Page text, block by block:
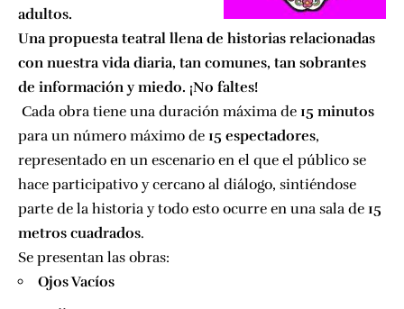
adultos.
Una propuesta teatral llena de historias relacionadas
con nuestra vida diaria, tan comunes, tan sobrantes
de información y miedo. ¡No faltes!
Cada obra tiene una duración máxima de 15 minutos
para un número máximo de 15 espectadores,
representado en un escenario en el que el público se
hace participativo y cercano al diálogo, sintiéndose
parte de la historia y todo esto ocurre en una sala de 15
metros cuadrados.
Se presentan las obras:
Ojos Vacíos